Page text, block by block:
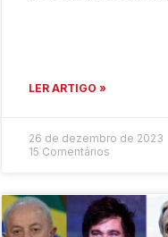
LER ARTIGO »
26 de dezembro de 2023
15 Comentários